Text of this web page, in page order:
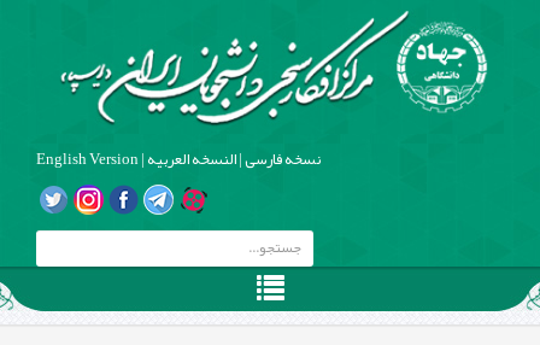
نسخه فارسی|النسخه العربیه|
English Version